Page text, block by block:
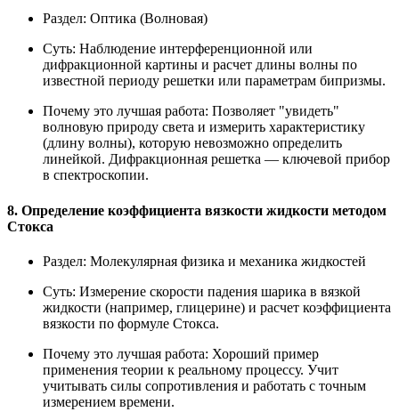
Раздел: Оптика (Волновая)
Суть: Наблюдение интерференционной или
дифракционной картины и расчет длины волны по
известной периоду решетки или параметрам бипризмы.
Почему это лучшая работа: Позволяет "увидеть"
волновую природу света и измерить характеристику
(длину волны), которую невозможно определить
линейкой. Дифракционная решетка — ключевой прибор
в спектроскопии.
8. Определение коэффициента вязкости жидкости методом
Стокса
Раздел: Молекулярная физика и механика жидкостей
Суть: Измерение скорости падения шарика в вязкой
жидкости (например, глицерине) и расчет коэффициента
вязкости по формуле Стокса.
Почему это лучшая работа: Хороший пример
применения теории к реальному процессу. Учит
учитывать силы сопротивления и работать с точным
измерением времени.